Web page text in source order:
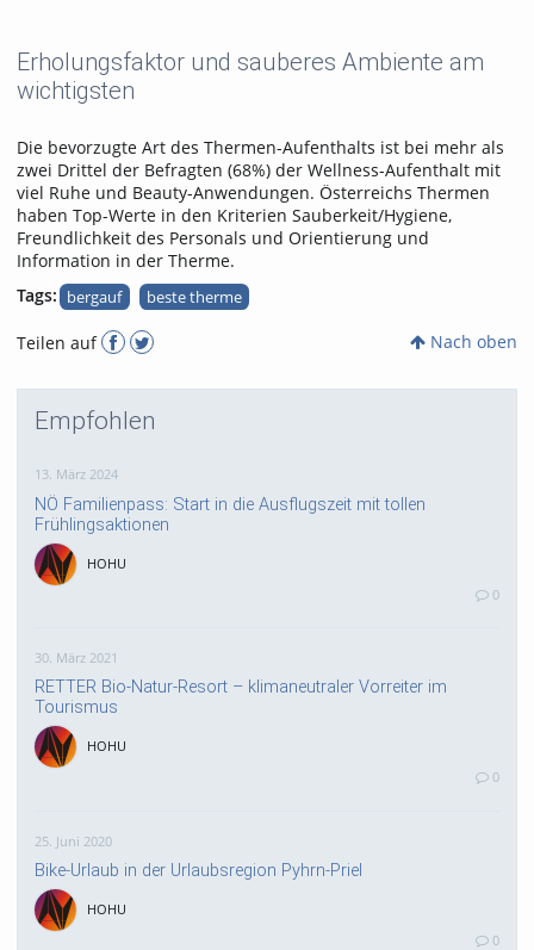
Erholungsfaktor und sauberes Ambiente am
wichtigsten
Die bevorzugte Art des Thermen-Aufenthalts ist bei mehr als
zwei Drittel der Befragten (68%) der Wellness-Aufenthalt mit
viel Ruhe und Beauty-Anwendungen. Österreichs Thermen
haben Top-Werte in den Kriterien Sauberkeit/Hygiene,
Freundlichkeit des Personals und Orientierung und
Information in der Therme.
Tags: bergauf beste therme
Teilen auf Nach oben
Empfohlen
13. März 2024
NÖ Familienpass: Start in die Ausflugszeit mit tollen
Frühlingsaktionen
HOHU
0
30. März 2021
RETTER Bio-Natur-Resort – klimaneutraler Vorreiter im
Tourismus
HOHU
0
25. Juni 2020
Bike-Urlaub in der Urlaubsregion Pyhrn-Priel
HOHU
0